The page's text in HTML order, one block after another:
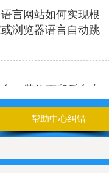
语言网站如何实现根
浏览器语言自动跳
台UI装修页和后台专
添加表格
管理
帮助中心纠错